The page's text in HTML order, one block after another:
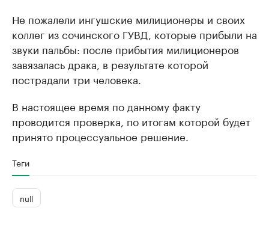
Не пожалели ингушские милиционеры и своих
коллег из сочинского ГУВД, которые прибыли на
звуки пальбы: после прибытия милиционеров
завязалась драка, в результате которой
пострадали три человека.
В настоящее время по данному факту
проводится проверка, по итогам которой будет
принято процессуальное решение.
Теги
null